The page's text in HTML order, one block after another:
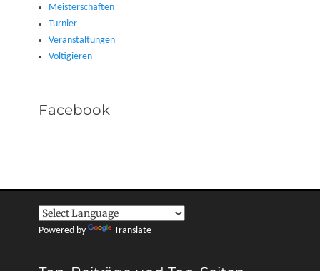
Meisterschaften
Turnier
Veranstaltungen
Voltigieren
Facebook
Powered by Translate